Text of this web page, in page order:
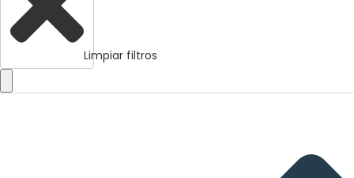
Limpiar filtros